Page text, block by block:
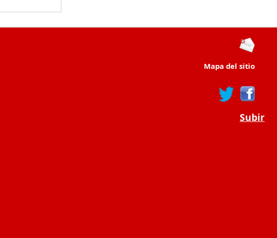
Mapa del sitio
Subir